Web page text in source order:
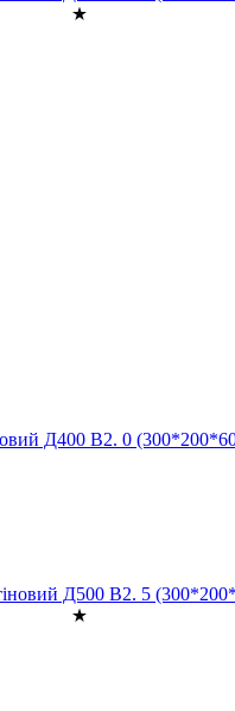
Д400 В2. 0